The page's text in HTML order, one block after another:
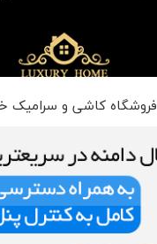
فروشگاه کاشی و سرامیک